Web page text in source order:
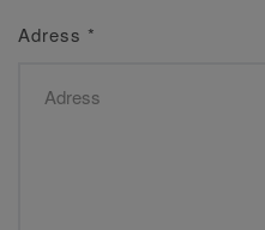
Adress *